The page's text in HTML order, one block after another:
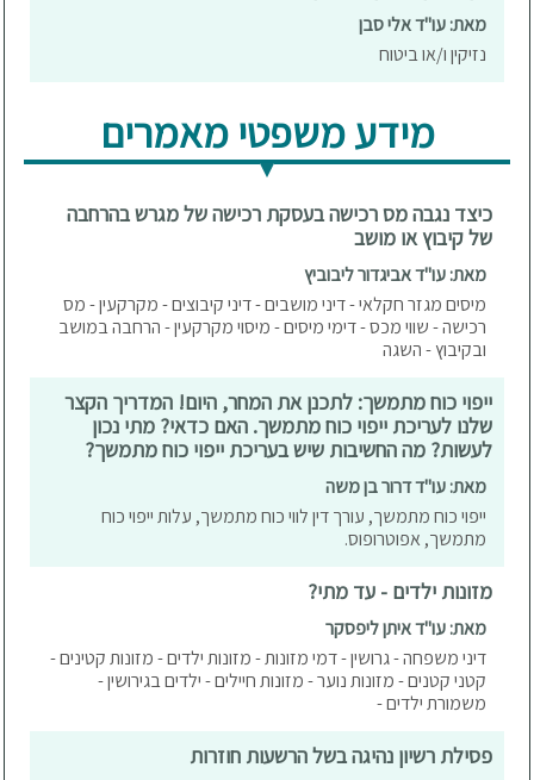
מאת: עו"ד אלי סבן
נזיקין ו/או ביטוח
מידע משפטי מאמרים
כיצד נגבה מס רכישה בעסקת רכישה של מגרש בהרחבה
של קיבוץ או מושב
מאת: עו"ד אביגדור ליבוביץ
מיסים מגזר חקלאי - דיני מושבים - דיני קיבוצים - מקרקעין - מס
רכישה - שווי מכס - דימי מיסים - מיסוי מקרקעין - הרחבה במושב
ובקיבוץ - השגה
ייפוי כוח מתמשך: לתכנן את המחר, היום! המדריך הקצר
שלנו לעריכת ייפוי כוח מתמשך. האם כדאי? מתי נכון
לעשות? מה החשיבות שיש בעריכת ייפוי כוח מתמשך?
מאת: עו"ד דרור בן משה
ייפוי כוח מתמשך, עורך דין לווי כוח מתמשך, עלות ייפוי כוח
מתמשך, אפוטרופוס.
מזונות ילדים - עד מתי?
מאת: עו"ד איתן ליפסקר
דיני משפחה - גרושין - דמי מזונות - מזונות ילדים - מזונות קטינים -
קטני קטנים - מזונות נוער - מזונות חיילים - ילדים בגירושין -
משמורת ילדים -
פסילת רשיון נהיגה בשל הרשעות חוזרות